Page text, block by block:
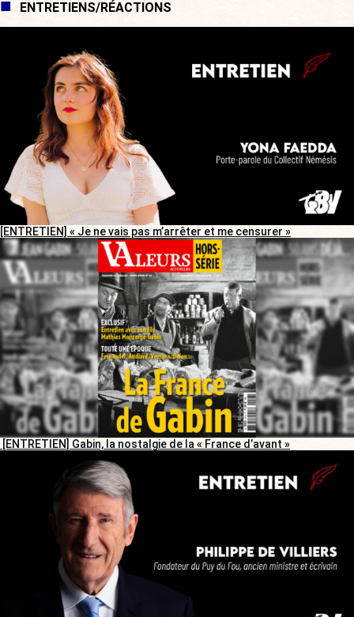
ENTRETIENS/RÉACTIONS
[ENTRETIEN] « Je ne vais pas m’arrêter et me censurer »
[ENTRETIEN] Gabin, la nostalgie de la « France d’avant »